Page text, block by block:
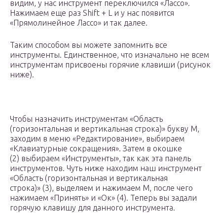
видим, у нас инструмент переключился «Лассо».
Нажимаем еще раз Shift + L и у нас появится
«Прямолинейное Лассо» и так далее.
Таким способом вы можете запомнить все
инструменты. Единственное, что изначально не всем
инструментам присвоены горячие клавиши (рисунок
ниже).
Чтобы назначить инструментам «Область
(горизонтальная и вертикальная строка)» букву M,
заходим в меню «Редактирование», выбираем
«Клавиатурные сокращения». Затем в окошке
(2) выбираем «Инструменты», так как эта панель
инструментов. Чуть ниже находим наш инструмент
«Область (горизонтальная и вертикальная
строка)» (3), выделяем и нажимаем M, после чего
нажимаем «Принять» и «Ок» (4). Теперь вы задали
горячую клавишу для данного инструмента.